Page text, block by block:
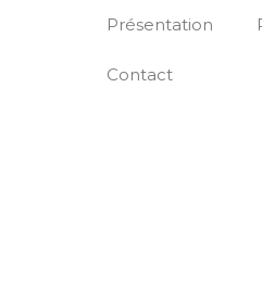
Présentation
Contact